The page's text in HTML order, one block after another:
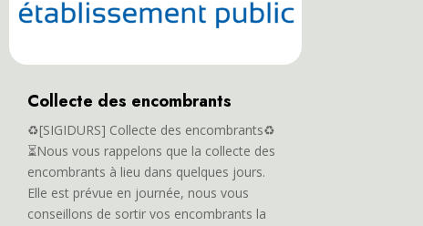
Collecte des encombrants
♻️[SIGIDURS] Collecte des encombrants♻️
⏳Nous vous rappelons que la collecte des
encombrants à lieu dans quelques jours.
Elle est prévue en journée, nous vous
conseillons de sortir vos encombrants la